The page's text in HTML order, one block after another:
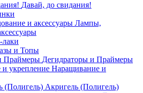
Давай, до свидания!
Лампы,
лаки
и Топы
Дегидраторы и Праймеры
Наращивание и
Акригель (Полигель)